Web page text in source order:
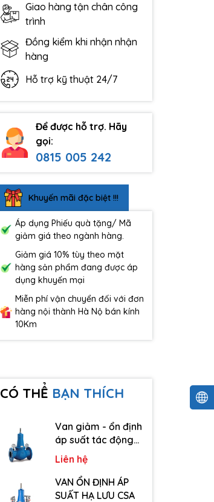
Giao hàng tận chân công
trình
Đồng kiểm khi nhận nhận
hàng
Hỗ trợ kỹ thuật 24/7
Để được hỗ trợ. Hãy
gọi:
0815 005 242
Khuyến mãi đặc biệt !!!
Áp dụng Phiếu quà tặng/ Mã
giảm giá theo ngành hàng.
Giảm giá 10% tùy theo mặt
hàng sản phẩm đang được áp
dụng khuyến mại
Miễn phí vận chuyển đối với đơn
hàng nội thành Hà Nộ bán kính
10Km
CÓ THỂ BẠN THÍCH
Van giảm - ổn định
áp suất tác động
trực tiếp CSA
Liên hệ
VAN ỔN ĐỊNH ÁP
SUẤT HẠ LƯU CSA